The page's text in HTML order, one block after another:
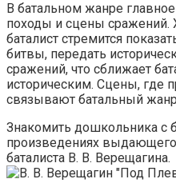
В батальном жанре
походы и сцены сражений.
баталист стремится
битвы, передать
сражений, что сближает
историческим. Сцены, где
связывают батальный
Знакомить дошкольника
произведениях
баталиста В. В. Верещагина.